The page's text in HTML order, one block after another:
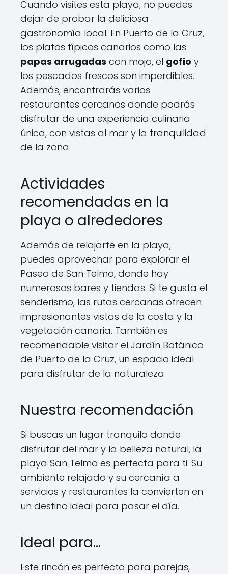
Cuando visites esta playa, no puedes
dejar de probar la deliciosa
gastronomía local. En Puerto de la Cruz,
los platos típicos canarios como las
papas arrugadas con mojo, el gofio y
los pescados frescos son imperdibles.
Además, encontrarás varios
restaurantes cercanos donde podrás
disfrutar de una experiencia culinaria
única, con vistas al mar y la tranquilidad
de la zona.
Actividades
recomendadas en la
playa o alrededores
Además de relajarte en la playa,
puedes aprovechar para explorar el
Paseo de San Telmo, donde hay
numerosos bares y tiendas. Si te gusta el
senderismo, las rutas cercanas ofrecen
impresionantes vistas de la costa y la
vegetación canaria. También es
recomendable visitar el Jardín Botánico
de Puerto de la Cruz, un espacio ideal
para disfrutar de la naturaleza.
Nuestra recomendación
Si buscas un lugar tranquilo donde
disfrutar del mar y la belleza natural, la
playa San Telmo es perfecta para ti. Su
ambiente relajado y su cercanía a
servicios y restaurantes la convierten en
un destino ideal para pasar el día.
Ideal para…
Este rincón es perfecto para parejas,